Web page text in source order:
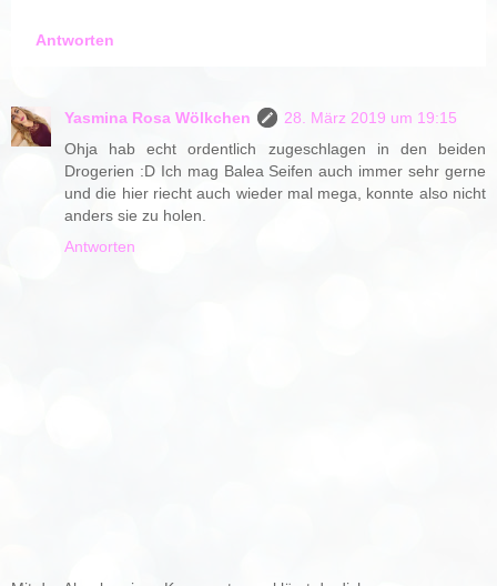
Antworten
Yasmina Rosa Wölkchen
28. März 2019 um 19:15
Ohja hab echt ordentlich zugeschlagen in den beiden
Drogerien :D Ich mag Balea Seifen auch immer sehr gerne
und die hier riecht auch wieder mal mega, konnte also nicht
anders sie zu holen.
Antworten